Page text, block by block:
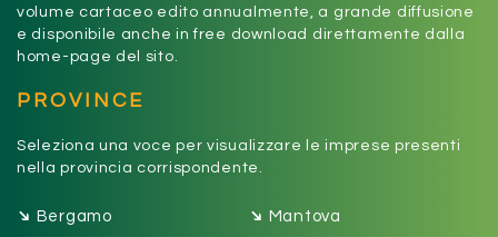
volume cartaceo edito annualmente, a grande diffusione
e disponibile anche in free download direttamente dalla
home-page del sito.
PROVINCE
Seleziona una voce per visualizzare le imprese presenti
nella provincia corrispondente.
➔ Bergamo ➔ Mantova